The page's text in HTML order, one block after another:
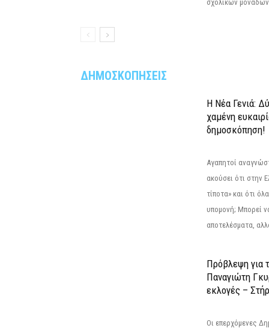
σχολικών μονάδων
ΔΗΜΟΣΚΟΠΗΣΕΙΣ
Η Νέα Γενιά:
χαμένη
δημοσκόπηση!
Αγαπητοί
ακούσει ότι στην
τίποτα» και ότι
υπομονή; Μπορεί
αποτελέσματα,
Πρόβλεψη για
Παναγιώτη
εκλογές –
Οι επερχόμενες